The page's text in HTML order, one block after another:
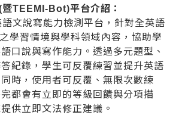
TEEMI-Bot)平台介紹：
文說寫能力檢測平台，針對全英語
學習情境與學科領域內容，協助學
口說與寫作能力。透過多元題型、
紀錄，學生可反覆練習並提升英語
時，使用者可反覆、無限次數練
都會有立即的等級回饋與分項描
供立即文法修正建議。